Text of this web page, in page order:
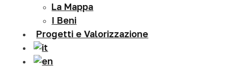
La Mappa
I Beni
Progetti e Valorizzazione